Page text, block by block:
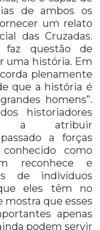
de ambos os
um relato
das Cruzadas.
faz questão de
uma história. Em
plenamente
que a história é
homens”.
historiadores
a atribuir
a forças
como
reconhece e
de indivíduos
eles têm no
mostra que esses
apenas
podem servir